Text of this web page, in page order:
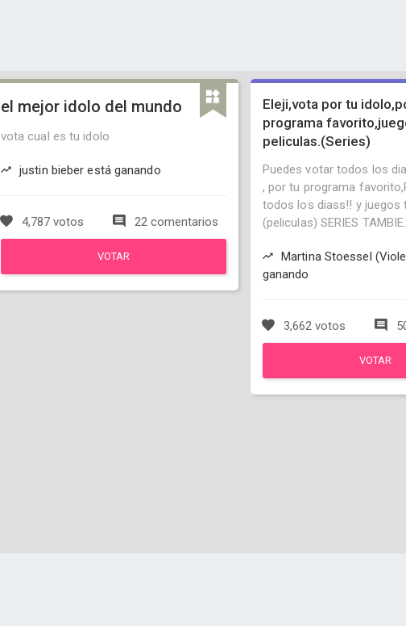
el mejor idolo del mundo
vota cual es tu idolo
justin bieber está ganando
4,787 votos 22 comentarios
VOTAR
Eleji,vota por tu
programa
peliculas.(Series)
Puedes votar todos los
, por tu programa
todos los diass!! y juegos
(peliculas) SERIES
Martina Stoessel
ganando
3,662 votos
VOTAR